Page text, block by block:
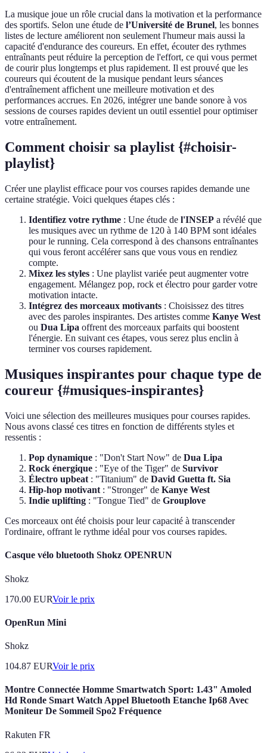
La musique joue un rôle crucial dans la motivation et la performance
des sportifs. Selon une étude de l’Université de Brunel, les bonnes
listes de lecture améliorent non seulement l'humeur mais aussi la
capacité d'endurance des coureurs. En effet, écouter des rythmes
entraînants peut réduire la perception de l'effort, ce qui vous permet
de courir plus longtemps et plus rapidement. Il est prouvé que les
coureurs qui écoutent de la musique pendant leurs séances
d'entraînement affichent une meilleure motivation et des
performances accrues. En 2026, intégrer une bande sonore à vos
sessions de courses rapides devient un outil essentiel pour optimiser
votre entraînement.
Comment choisir sa playlist {#choisir-
playlist}
Créer une playlist efficace pour vos courses rapides demande une
certaine stratégie. Voici quelques étapes clés :
Identifiez votre rythme : Une étude de l'INSEP a révélé que
les musiques avec un rythme de 120 à 140 BPM sont idéales
pour le running. Cela correspond à des chansons entraînantes
qui vous feront accélérer sans que vous vous en rendiez
compte.
Mixez les styles : Une playlist variée peut augmenter votre
engagement. Mélangez pop, rock et électro pour garder votre
motivation intacte.
Intégrez des morceaux motivants : Choisissez des titres
avec des paroles inspirantes. Des artistes comme Kanye West
ou Dua Lipa offrent des morceaux parfaits qui boostent
l'énergie. En suivant ces étapes, vous serez plus enclin à
terminer vos courses rapidement.
Musiques inspirantes pour chaque type de
coureur {#musiques-inspirantes}
Voici une sélection des meilleures musiques pour courses rapides.
Nous avons classé ces titres en fonction de différents styles et
ressentis :
Pop dynamique : "Don't Start Now" de Dua Lipa
Rock énergique : "Eye of the Tiger" de Survivor
Électro upbeat : "Titanium" de David Guetta ft. Sia
Hip-hop motivant : "Stronger" de Kanye West
Indie uplifting : "Tongue Tied" de Grouplove
Ces morceaux ont été choisis pour leur capacité à transcender
l'ordinaire, offrant le rythme idéal pour vos courses rapides.
Casque vélo bluetooth Shokz OPENRUN
Shokz
170.00 EURVoir le prix
OpenRun Mini
Shokz
104.87 EURVoir le prix
Montre Connectée Homme Smartwatch Sport: 1.43" Amoled
Hd Ronde Smart Watch Appel Bluetooth Etanche Ip68 Avec
Moniteur De Sommeil Spo2 Fréquence
Rakuten FR